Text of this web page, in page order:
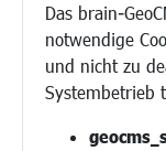
Das brain-
notwendige
und nicht zu
Systembetrieb
Demokratie leben
Ukrainehilfe
Hilfe für Geflüchtete
Religion